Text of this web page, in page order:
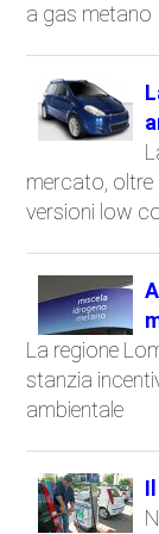
a gas metano
mercato, oltre
versioni low
La regione
stanzia
ambientale